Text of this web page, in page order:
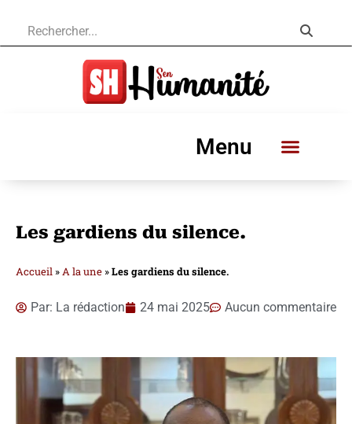
Menu
Les gardiens du silence.
Accueil »A la une »Les gardiens du silence.
Par: La rédaction 24 mai 2025 Aucun commentaire